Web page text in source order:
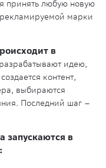
принять любую новую
марки
в
идею,
контент,
выбираются
Последний шаг –
запускаются в